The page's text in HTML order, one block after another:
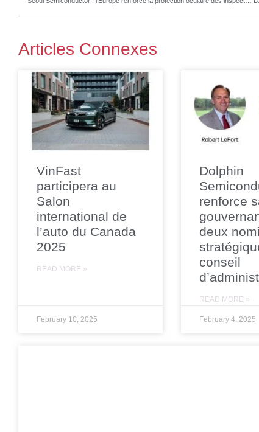
Articles Connexes
VinFast
participera au
Salon
international de
l’auto du Canada
2025
READ MORE »
February 10, 2025
Dolphin
renforce
deux
conseil
READ MORE »
February 4, 2025